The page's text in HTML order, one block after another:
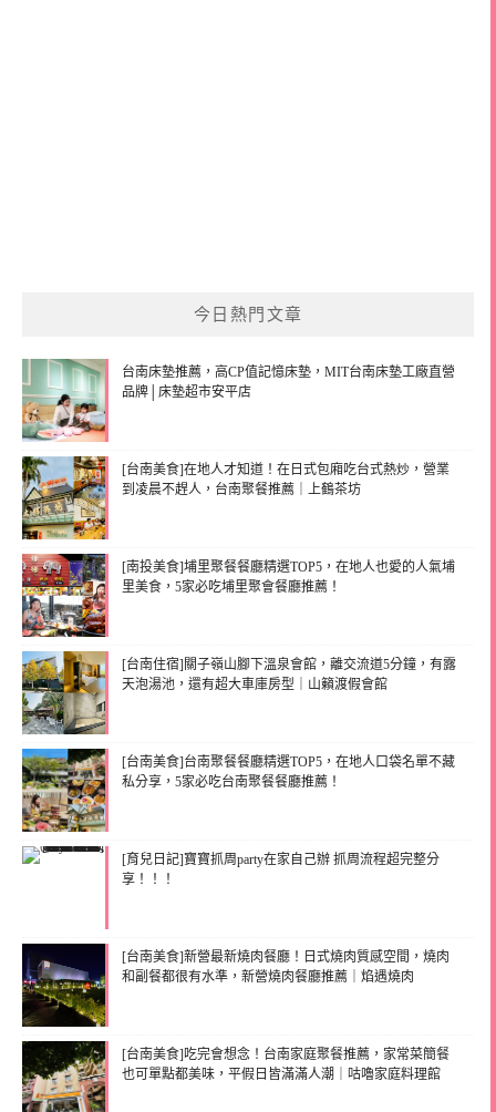
今日熱門文章
台南床墊推薦，高CP值記憶床墊，MIT台南床墊工廠直營
品牌│床墊超市安平店
[台南美食]在地人才知道！在日式包廂吃台式熱炒，營業
到凌晨不趕人，台南聚餐推薦｜上鶴茶坊
[南投美食]埔里聚餐餐廳精選TOP5，在地人也愛的人氣埔
里美食，5家必吃埔里聚會餐廳推薦！
[台南住宿]關子嶺山腳下溫泉會館，離交流道5分鐘，有露
天泡湯池，還有超大車庫房型｜山籟渡假會館
[台南美食]台南聚餐餐廳精選TOP5，在地人口袋名單不藏
私分享，5家必吃台南聚餐餐廳推薦！
[育兒日記]寶寶抓周party在家自己辦 抓周流程超完整分
享！！！
[台南美食]新營最新燒肉餐廳！日式燒肉質感空間，燒肉
和副餐都很有水準，新營燒肉餐廳推薦｜焰遇燒肉
[台南美食]吃完會想念！台南家庭聚餐推薦，家常菜簡餐
也可單點都美味，平假日皆滿滿人潮｜咕嚕家庭料理館